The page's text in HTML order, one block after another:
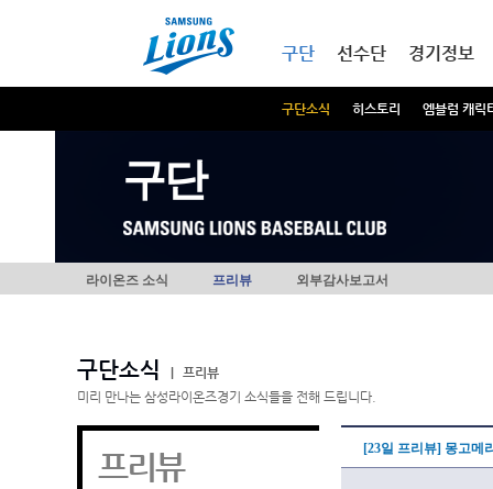
구단
구단소식 히스토리 엠블럼 캐릭
선수단 경기정보
구단
라이온즈 소식 프리뷰 외부감사보고서
구단소식
프리뷰
미리 만나는 삼성라이온즈경기 소식들을 전해 드립니다.
프리뷰 [23일 프리뷰] 몽고메